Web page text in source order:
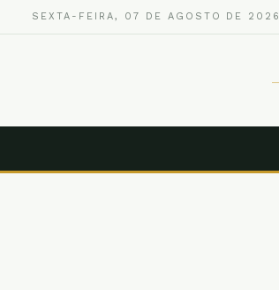
SEXTA-FEIRA, 07 DE AGOSTO DE 2026